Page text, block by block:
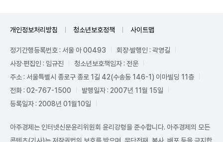
개인정보처리방침 청소년보호정책 사이트맵
정기간행등록번호 : 서울 아 00493
회장·발행인 : 곽영길
사장·편집인 : 임규진
청소년보호책임자 : 전운
주소 : 서울특별시 종로구 종로 1길 42(수송동 146-1) 이마빌딩 11층
전화 : 02-767-1500
발행일자 : 2007년 11월 15일
등록일자 : 2008년 01월10일
아주경제는 인터넷신문윤리위원회 윤리강령을 준수합니다. 아주경제의 모든
콘텐츠(기사)는 저작권법의 보호를 받으며, 무단전재, 복사, 배포 등을 금지합